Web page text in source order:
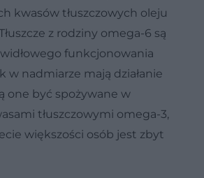
kwasów tłuszczowych oleju
z rodziny omega-6 są
funkcjonowania
w nadmiarze mają działanie
one być spożywane w
tłuszczowymi omega-3,
większości osób jest zbyt